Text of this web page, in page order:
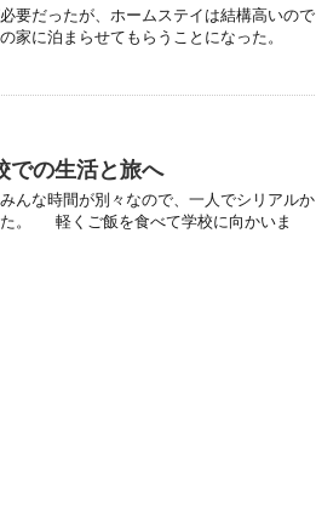
要だったが、ホームステイは結構高いので
家に泊まらせてもらうことになった。
の生活と旅へ
んな時間が別々なので、一人でシリアルか
た。 軽くご飯を食べて学校に向かいま